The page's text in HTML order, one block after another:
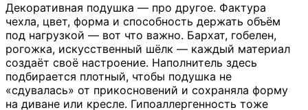
Декоративная подушка — про другое. Фактура
чехла, цвет, форма и способность держать объём
под нагрузкой — вот что важно. Бархат, гобелен,
рогожка, искусственный шёлк — каждый материал
создаёт своё настроение. Наполнитель здесь
подбирается плотный, чтобы подушка не
«сдувалась» от прикосновений и сохраняла форму
на диване или кресле. Гипоаллергенность тоже